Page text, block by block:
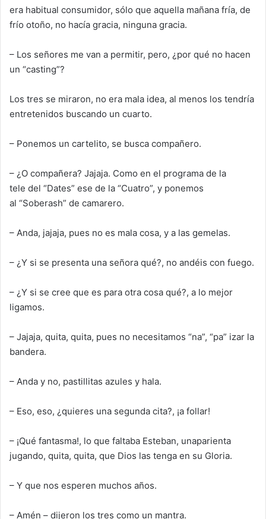
era habitual consumidor, sólo que aquella mañana fría, de
frío otoño, no hacía gracia, ninguna gracia.
– Los señores me van a permitir, pero, ¿por qué no hacen
un “casting”?
Los tres se miraron, no era mala idea, al menos los tendría
entretenidos buscando un cuarto.
– Ponemos un cartelito, se busca compañero.
– ¿O compañera? Jajaja. Como en el programa de la
tele del “Dates” ese de la “Cuatro”, y ponemos
al “Soberash” de camarero.
– Anda, jajaja, pues no es mala cosa, y a las gemelas.
– ¿Y si se presenta una señora qué?, no andéis con fuego.
– ¿Y si se cree que es para otra cosa qué?, a lo mejor
ligamos.
– Jajaja, quita, quita, pues no necesitamos “na”, “pa” izar la
bandera.
– Anda y no, pastillitas azules y hala.
– Eso, eso, ¿quieres una segunda cita?, ¡a follar!
– ¡Qué fantasma!, lo que faltaba Esteban, unaparienta
jugando, quita, quita, que Dios las tenga en su Gloria.
– Y que nos esperen muchos años.
– Amén – dijeron los tres como un mantra.